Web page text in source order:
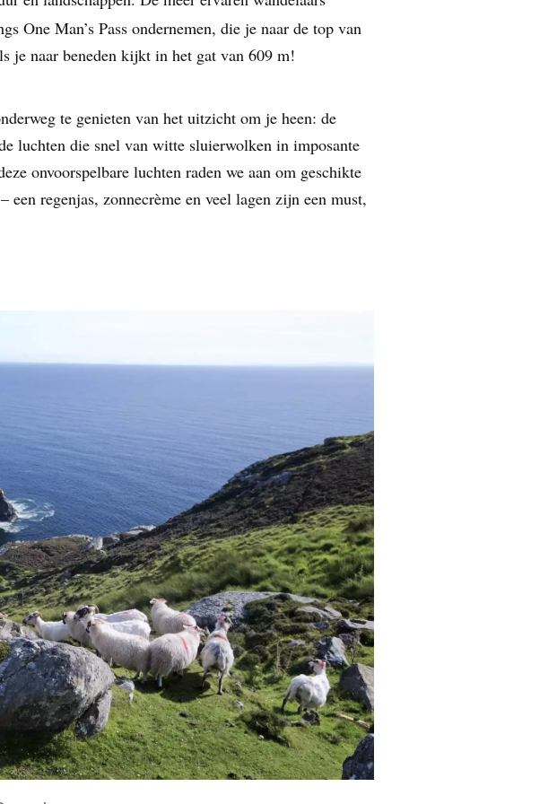
One Man’s Pass ondernemen, die je naar de top van
je naar beneden kijkt in het gat van 609 m!
te genieten van het uitzicht om je heen: de
luchten die snel van witte sluierwolken in imposante
onvoorspelbare luchten raden we aan om geschikte
regenjas, zonnecrème en veel lagen zijn een must,